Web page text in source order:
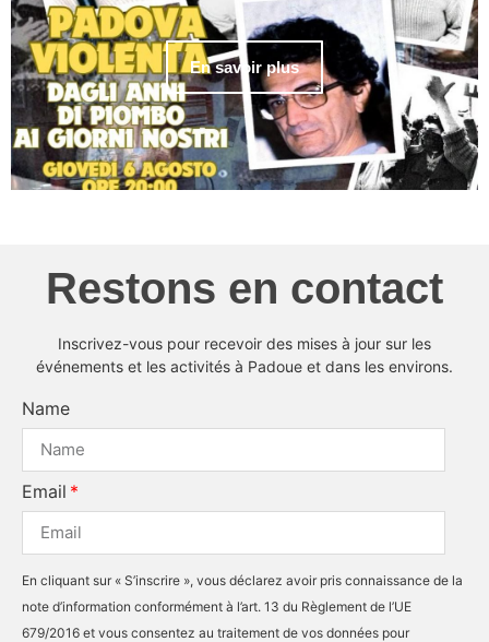
En savoir plus
Restons en contact
Inscrivez-vous pour recevoir des mises à jour sur les
événements et les activités à Padoue et dans les environs.
Name
Email
En cliquant sur « S’inscrire », vous déclarez avoir pris connaissance de la
note d’information conformément à l’art. 13 du Règlement de l’UE
679/2016 et vous consentez au traitement de vos données pour